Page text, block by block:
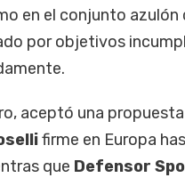
en el conjunto azulón
por objetivos
aceptó una
firme en Europa
que Defensor